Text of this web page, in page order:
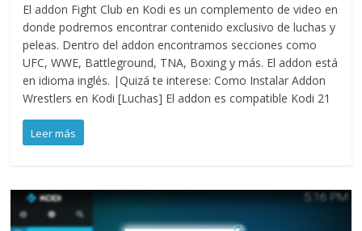
El addon Fight Club en Kodi es un complemento de video en
donde podremos encontrar contenido exclusivo de luchas y
peleas. Dentro del addon encontramos secciones como
UFC, WWE, Battleground, TNA, Boxing y más. El addon está
en idioma inglés. |Quizá te interese: Como Instalar Addon
Wrestlers en Kodi [Luchas] El addon es compatible Kodi 21
Leer más